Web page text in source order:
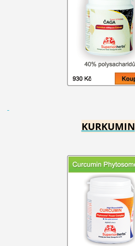
KURKUMIN